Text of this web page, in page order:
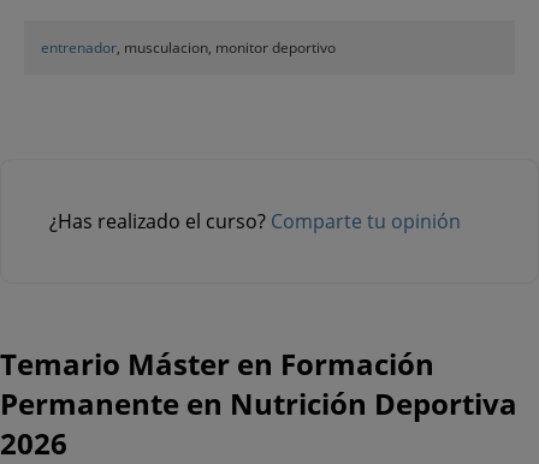
entrenador, musculacion, monitor deportivo
¿Has realizado el curso? Comparte tu opinión
Temario Máster en Formación
Permanente en Nutrición Deportiva
2026